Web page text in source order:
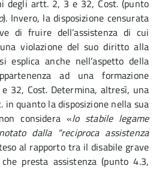
degli artt. 2, 3 e 32, Cost. (punto
). Invero, la disposizione censurata
di fruire dell’assistenza di cui
violazione del suo diritto alla
esplica anche nell’aspetto della
ad una formazione
32, Cost. Determina, altresì, una
in quanto la disposizione nella sua
considera «lo stabile legame
dalla "reciproca assistenza
al rapporto tra il disabile grave
presta assistenza (punto 4.3,